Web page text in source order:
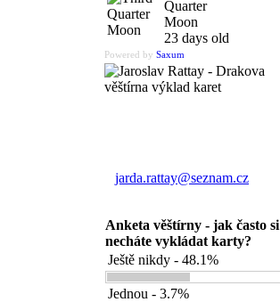
Quarter
Moon
23 days old
Powered by Saxum
jarda.rattay@seznam.cz
Anketa věštírny - jak často si
necháte vykládat karty?
Ještě nikdy - 48.1%
Jednou - 3.7%